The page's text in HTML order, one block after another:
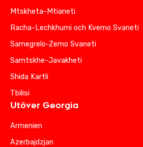
Mtskheta-Mtianeti
Racha-Lechkhumi och Kvemo Svaneti
Samegrelo-Zemo Svaneti
Samtskhe-Javakheti
Shida Kartli
Tbilisi
Utöver Georgia
Armenien
Azerbajdzjan